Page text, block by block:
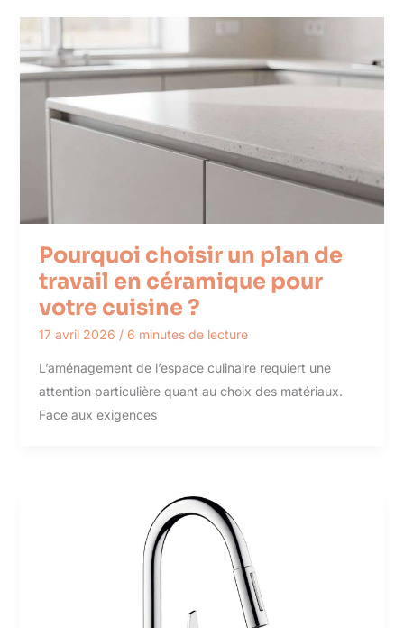
Pourquoi choisir un plan de
travail en céramique pour
votre cuisine ?
17 avril 2026 / 6 minutes de lecture
L’aménagement de l’espace culinaire requiert une
attention particulière quant au choix des matériaux.
Face aux exigences